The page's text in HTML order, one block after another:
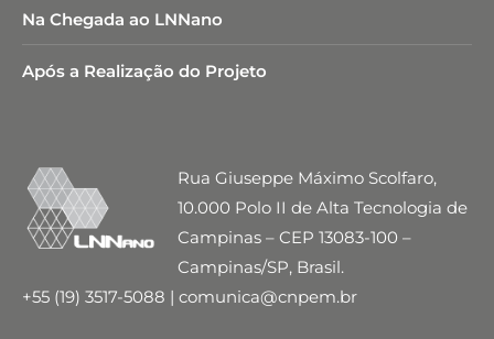
Na Chegada ao LNNano
Após a Realização do Projeto
Rua Giuseppe Máximo Scolfaro,
10.000 Polo II de Alta Tecnologia de
Campinas – CEP 13083-100 –
Campinas/SP, Brasil.
+55 (19) 3517-5088 | comunica@cnpem.br